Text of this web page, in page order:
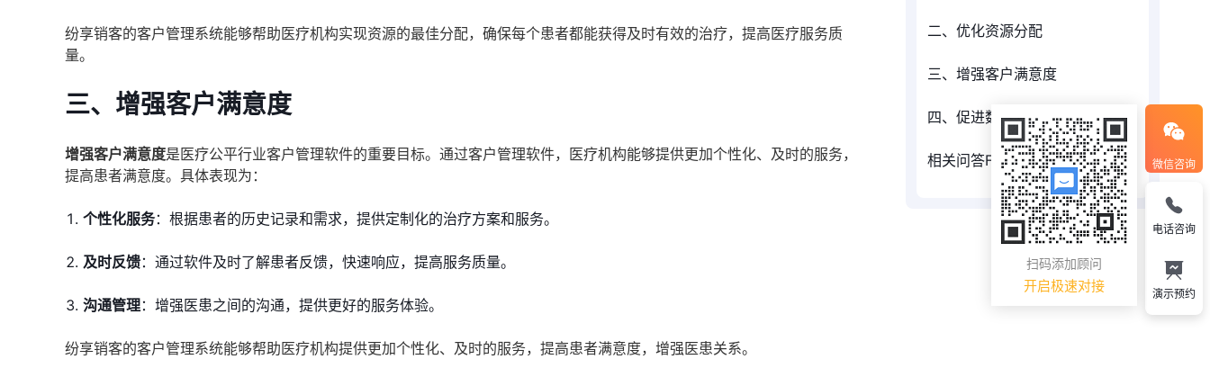
纷享销客的客户管理系统能够帮助医疗机构实现资源的最佳分配，确保每个患者都能获得及时有效的治疗，提高医疗服务质
量。
三、增强客户满意度
增强客户满意度是医疗公平行业客户管理软件的重要目标。通过客户管理软件，医疗机构能够提供更加个性化、及时的服务，
提高患者满意度。具体表现为：
个性化服务：根据患者的历史记录和需求，提供定制化的治疗方案和服务。
及时反馈：通过软件及时了解患者反馈，快速响应，提高服务质量。
沟通管理：增强医患之间的沟通，提供更好的服务体验。
纷享销客的客户管理系统能够帮助医疗机构提供更加个性化、及时的服务，提高患者满意度，增强医患关系。
二、优化资源分配
三、增强客户满意度
四、促进数据分析与决策
相关问答FAQs： 微信咨询
扫码添加顾问
开启极速对接
电话咨询
演示预约